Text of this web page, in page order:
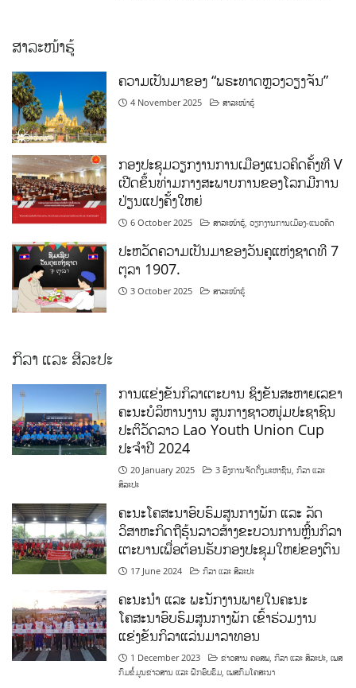
ສາລະໜ້າຮູ້
ຄວາມເປັນມາຂອງ “ພຣະທາດຫຼວງວຽງຈັນ”
4 November 2025 ສາລະໜ້າຮູ້
ກອງປະຊຸມວຽກງານການເມືອງແນວຄິດຄັ້ງທີ V
ເປີດຂຶ້ນທ່າມກາງສະພາບການຂອງໂລກມີການ
ປ່ຽນແປງຄັ້ງໃຫຍ່
6 October 2025 ສາລະໜ້າຮູ້ ,ວຽກງານການເມືອງ-ແນວຄິດ
ປະຫວັດຄວາມເປັນມາຂອງວັນຄູແຫ່ງຊາດທີ 7
ຕຸລາ 1907.
3 October 2025 ສາລະໜ້າຮູ້
ກິລາ ແລະ ສິລະປະ
ການແຂ່ງຂັນກິລາເຕະບານ ຊິງຂັນສະຫາຍເລຂາ
ຄະນະບໍລິຫານງານ ສູນກາງຊາວໜຸ່ມປະຊາຊົນ
ປະຕິວັດລາວ Lao Youth Union Cup
ປະຈຳປີ 2024
20 January 2025 3 ອົງການຈັດຕັ້ງມະຫາຊົນ ,ກິລາ ແລະ
ສິລະປະ
ຄະນະໂຄສະນາອົບຮົມສູນກາງພັກ ແລະ ລັດ
ວິສາຫະກິດຖືຮຸ້ນລາວສ້າງຂະບວນການຫຼີ້ນກິລາ
ເຕະບານເພື່ອຕ້ອນຮັບກອງປະຊຸມໃຫຍ່ຂອງຕົນ
17 June 2024 ກິລາ ແລະ ສິລະປະ
ຄະນະນຳ ແລະ ພະນັກງານພາຍໃນຄະນະ
ໂຄສະນາອົບຮົມສູນກາງພັກ ເຂົ້າຮ່ວມງານ
ແຂ່ງຂັນກິລາແລ່ນມາລາທອນ
1 December 2023 ຂ່າວສານ ຄອສພ ,ກິລາ ແລະ ສິລະປະ ,ເພສ
ກົມຂໍ້ມູນຂ່າວສານ ແລະ ຝຶກອົບຮົມ ,ເພສກົມໂຄສະນາ